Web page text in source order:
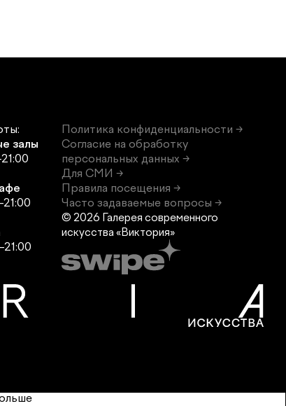
залы
Политика конфиденциальности →
Согласие на обработку
персональных данных →
Для СМИ →
Правила посещения →
Часто задаваемые вопросы →
© 2026 Галерея современного
искусства «Виктория»